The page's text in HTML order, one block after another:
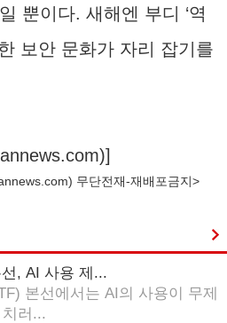
뿐이다. 새해엔 부디 ‘역
보안 문화가 자리 잡기를
)]
) 무단전재-재배포금지>
, AI 사용 제...
본선에서는 AI의 사용이 무제
러...